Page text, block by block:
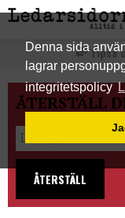
Denna sida
lagrar
integritetspolicy
Tipsa
ÅTERSTÄLL
ÅTERSTÄLL